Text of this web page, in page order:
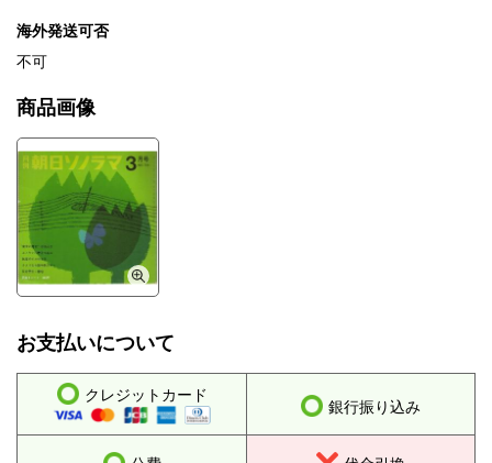
海外発送可否
不可
商品画像
お支払いについて
クレジットカード
銀行振り込み